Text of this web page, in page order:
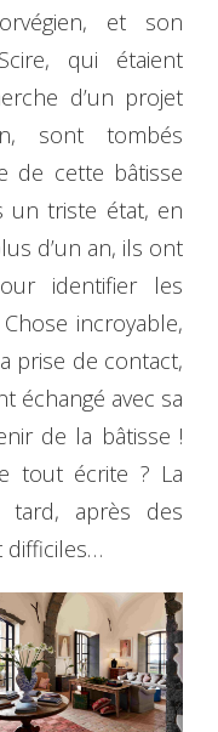
et son
qui étaient
d’un projet
sont tombés
de cette bâtisse
un triste état, en
d’un an, ils ont
identifier les
incroyable,
prise de contact,
échangé avec sa
de la bâtisse !
tout écrite ? La
après des
difficiles…